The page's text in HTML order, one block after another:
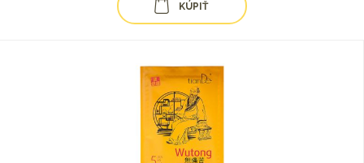
KÚPIŤ